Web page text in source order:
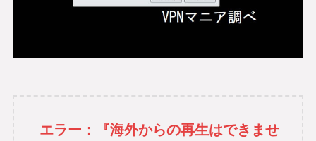
エラー：『海外からの再生はできませ